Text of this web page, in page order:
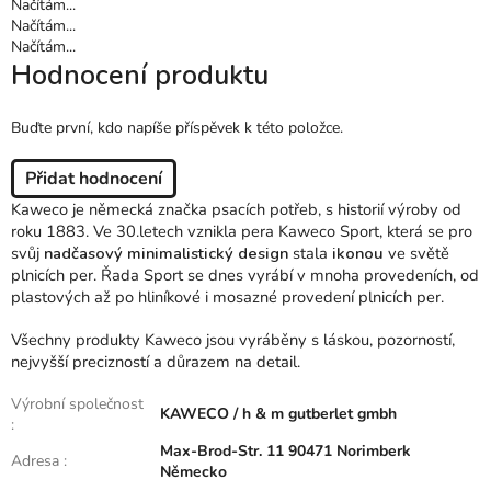
Načítám...
Načítám...
Načítám...
Hodnocení produktu
Buďte první, kdo napíše příspěvek k této položce.
Přidat hodnocení
Kaweco je německá značka psacích potřeb, s historií výroby od
roku 1883. Ve 30.letech vznikla pera Kaweco Sport, která se pro
svůj nadčasový minimalistický design stala ikonou ve světě
plnicích per. Řada Sport se dnes vyrábí v mnoha provedeních, od
plastových až po hliníkové i mosazné provedení plnicích per.
Všechny produkty Kaweco jsou vyráběny s láskou, pozorností,
nejvyšší precizností a důrazem na detail.
Výrobní společnost
:
KAWECO / h & m gutberlet gmbh
Adresa :
Max-Brod-Str. 11 90471 Norimberk
Německo